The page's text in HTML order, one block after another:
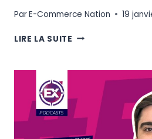
ParE-Commerce Nation 19
LIRE LA SUITE POURQUOI
PLACE
COMMERCE
OMNICANAL
B2B
?